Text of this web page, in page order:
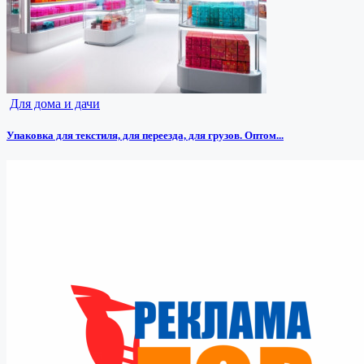
Для дома и дачи
Упаковка для текстиля, для переезда, для грузов. Оптом...